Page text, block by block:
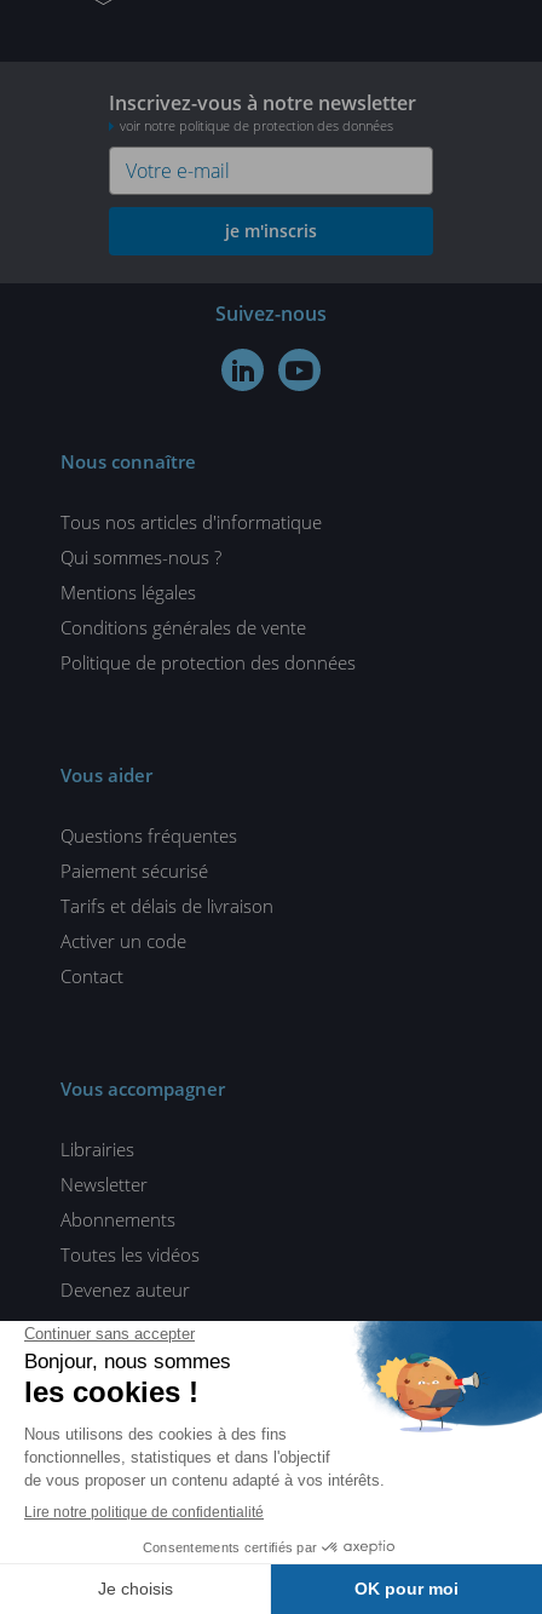
Inscrivez-vous à notre newsletter
voir notre politique de protection des données
je m'inscris
Suivez-nous
 
Nous connaître
Tous nos articles d'informatique
Qui sommes-nous ?
Mentions légales
Conditions générales de vente
Politique de protection des données
Vous aider
Questions fréquentes
Paiement sécurisé
Tarifs et délais de livraison
Activer un code
Contact
Vous accompagner
Librairies
Newsletter
Abonnements
Toutes les vidéos
Devenez auteur
Tous nos contenus pour rester à la pointe de la tech
Webinaires ENI TALKS